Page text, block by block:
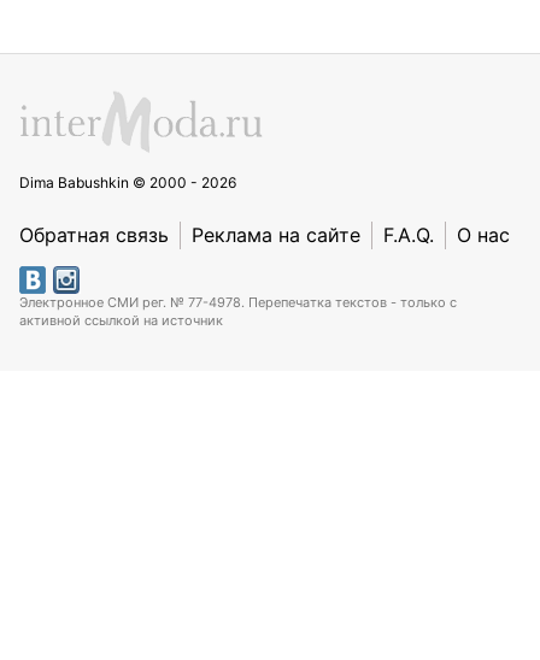
Dima Babushkin © 2000 - 2026
Обратная связь Реклама на сайте F.A.Q. О нас
Электронное СМИ рег. № 77-4978. Перепечатка текстов - только с
активной ссылкой на источник